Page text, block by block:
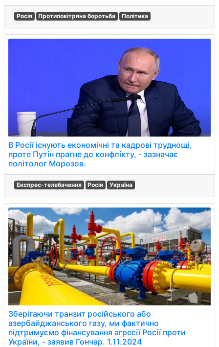
Росія Протиповітряна боротьба Політика
В Росії існують економічні та кадрові труднощі,
проте Путін прагне до конфлікту, - зазначає
політолог Морозов.
Експрес-телебачення Росія Україна
Зберігаючи транзит російського або
азербайджанського газу, ми фактично
підтримуємо фінансування агресії Росії проти
України, - заявив Гончар. 1.11.2024